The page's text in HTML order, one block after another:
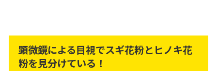
顕微鏡による目視でスギ花粉とヒノキ花
粉を見分けている！